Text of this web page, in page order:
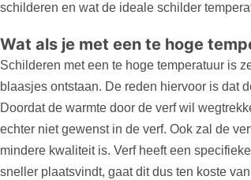
schilderen en wat de ideale schilder
Wat als je met een te hoge
Schilderen met een te hoge temperatuur is
blaasjes ontstaan. De reden hiervoor is dat
Doordat de warmte door de verf wil
echter niet gewenst in de verf. Ook zal de
mindere kwaliteit is. Verf heeft een
sneller plaatsvindt, gaat dit dus ten koste